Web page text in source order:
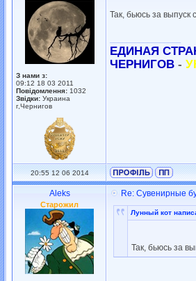
З нами з:
09:12 18 03 2011
Повідомлення: 1032
Звідки: Украина
г,Чернигов
Так, бьюсь за
ЕДИНАЯ
ЧЕРНИГОВ -
20:55 12 06 2014
Aleks
Старожил
Re: Сувенирные
Лунный кот
Так, бьюсь за